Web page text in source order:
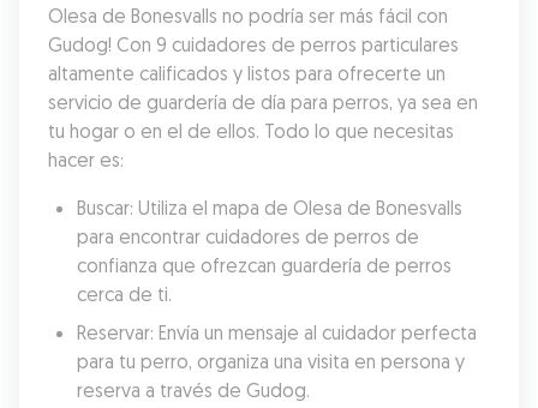
Olesa de Bonesvalls no podría ser más fácil con
Gudog! Con 9 cuidadores de perros particulares
altamente calificados y listos para ofrecerte un
servicio de guardería de día para perros, ya sea en
tu hogar o en el de ellos. Todo lo que necesitas
hacer es:
Buscar: Utiliza el mapa de Olesa de Bonesvalls
para encontrar cuidadores de perros de
confianza que ofrezcan guardería de perros
cerca de ti.
Reservar: Envía un mensaje al cuidador perfecta
para tu perro, organiza una visita en persona y
reserva a través de Gudog.